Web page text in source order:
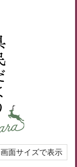
画面サイズで表示